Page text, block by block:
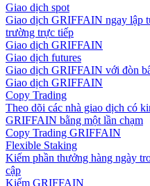
Giao dịch spot
Giao dịch GRIFFAIN ngay lập
trường trực tiếp
Giao dịch GRIFFAIN
Giao dịch futures
Giao dịch GRIFFAIN với đòn
Giao dịch GRIFFAIN
Copy Trading
Theo dõi các nhà giao dịch có
GRIFFAIN bằng một lần chạm
Copy Trading GRIFFAIN
Flexible Staking
Kiếm phần thưởng hàng ngày
cập
Kiếm GRIFFAIN